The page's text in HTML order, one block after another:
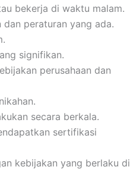
bekerja di waktu malam.
dan peraturan yang ada.
signifikan.
perusahaan dan
secara berkala.
sertifikasi
kebijakan yang berlaku di